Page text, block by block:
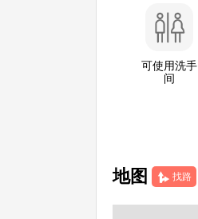
可使用洗手
间
地图 找路